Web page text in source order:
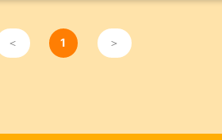
＜ 1 ＞